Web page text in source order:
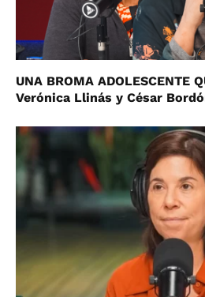
UNA BROMA ADOLESCENTE
Verónica Llinás y César